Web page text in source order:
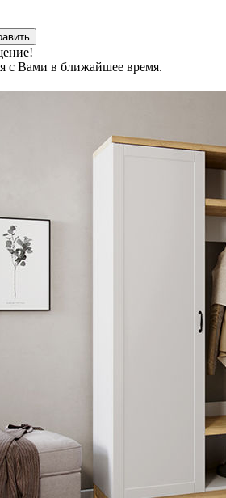
с Вами в ближайшее время.